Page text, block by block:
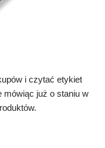
i czytać etykiet
mówiąc już o staniu w